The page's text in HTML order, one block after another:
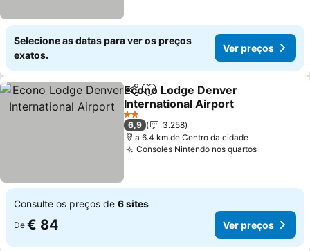
Selecione as datas para ver os preços
exatos.
Ver preços
PartilharAdicionar aos favoritos
Econo Lodge Denver
International Airport
2 Estrelas
6,9
3.258
a 6.4 km de Centro da cidade
Consoles Nintendo nos quartos
Consulte os preços de 6 sites
De € 84 Ver preços